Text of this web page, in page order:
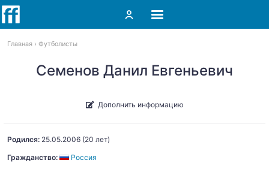
Главная Футболисты
Семенов Данил Евгеньевич
Дополнить информацию
Родился: 25.05.2006 (20 лет)
Гражданство:
Россия